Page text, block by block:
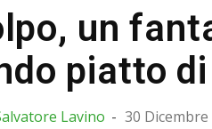
un
piatto
Lavino - 30 Dicembre